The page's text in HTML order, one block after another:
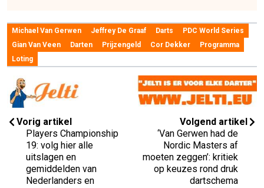
Michael Van Gerwen Jeffrey De Graaf Darts
PDC World Series
Gian Van Veen
Darten Prijzengeld Cor Dekker
Programma
Loting
Vorig artikel
Players Championship
19: volg hier alle
uitslagen en
gemiddelden van
Nederlanders en
Volgend artikel
‘Van Gerwen had de
Nordic Masters af
moeten zeggen’: kritiek
op keuzes rond druk
dartschema